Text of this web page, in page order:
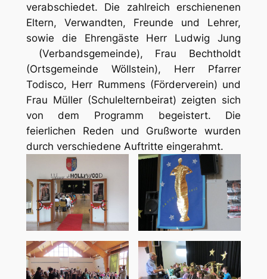
verabschiedet. Die zahlreich erschienenen
Eltern, Verwandten, Freunde und Lehrer,
sowie die Ehrengäste Herr Ludwig Jung
(Verbandsgemeinde), Frau Bechtholdt
(Ortsgemeinde Wöllstein), Herr Pfarrer
Todisco, Herr Rummens (Förderverein) und
Frau Müller (Schulelternbeirat) zeigten sich
von dem Programm begeistert. Die
feierlichen Reden und Grußworte wurden
durch verschiedene Auftritte eingerahmt.